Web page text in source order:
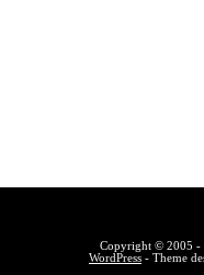
Copyright © 2005 -
WordPress - Theme